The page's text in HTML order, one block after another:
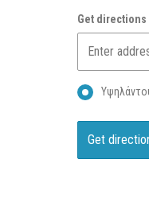
Get directions